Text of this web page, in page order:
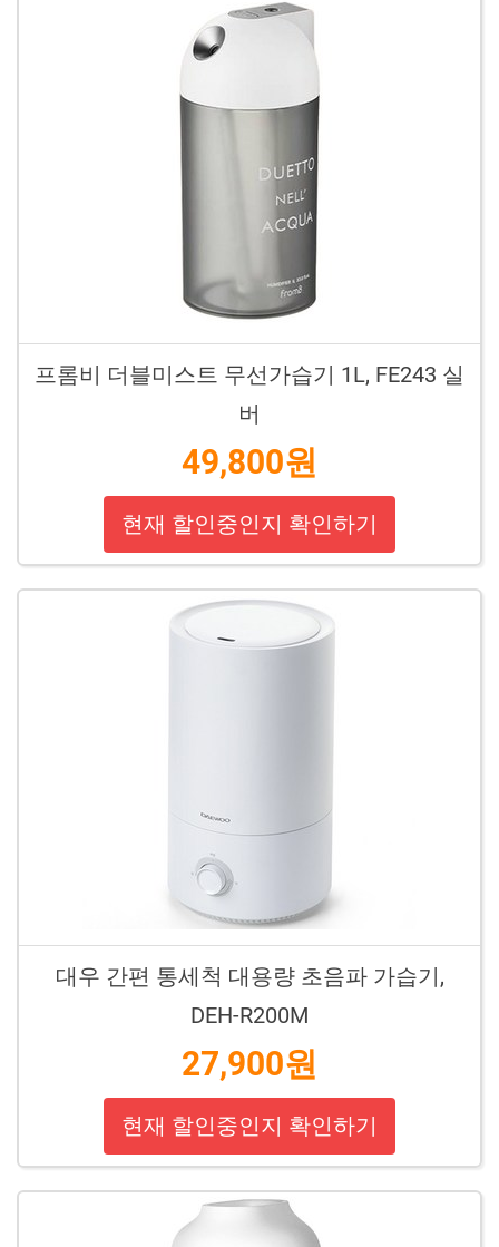
프롬비 더블미스트 무선가습기 1L, FE243 실
버
49,800원
현재 할인중인지 확인하기
대우 간편 통세척 대용량 초음파 가습기,
DEH-R200M
27,900원
현재 할인중인지 확인하기